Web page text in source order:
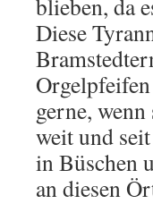
blieben, da
Diese
gerne,
weit und
in Büschen
an diesen